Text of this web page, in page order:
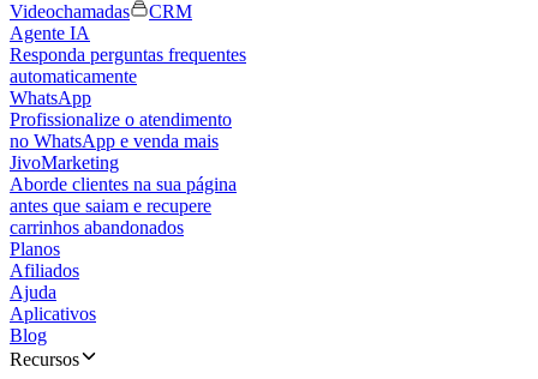
Videochamadas
CRM
Agente IA
Responda perguntas frequentes
automaticamente
WhatsApp
Profissionalize o atendimento
no WhatsApp e venda mais
JivoMarketing
Aborde clientes na sua página
antes que saiam e recupere
carrinhos abandonados
Planos
Afiliados
Ajuda
Aplicativos
Blog
Recursos